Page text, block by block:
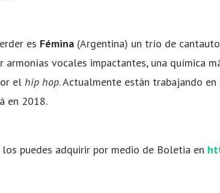
es Fémina (Argentina) un trío de
armonías vocales impactantes, una química
el hip hop. Actualmente están trabajando
en 2018.
puedes adquirir por medio de Boletia en